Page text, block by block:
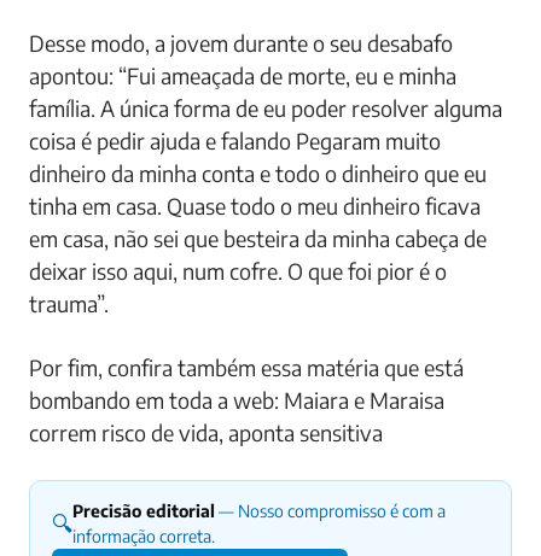
Desse modo, a jovem durante o seu desabafo
apontou: “Fui ameaçada de morte, eu e minha
família. A única forma de eu poder resolver alguma
coisa é pedir ajuda e falando Pegaram muito
dinheiro da minha conta e todo o dinheiro que eu
tinha em casa. Quase todo o meu dinheiro ficava
em casa, não sei que besteira da minha cabeça de
deixar isso aqui, num cofre. O que foi pior é o
trauma”.
Por fim, confira também essa matéria que está
bombando em toda a web: Maiara e Maraisa
correm risco de vida, aponta sensitiva
🔍Precisão editorial — Nosso compromisso é com a
informação correta.